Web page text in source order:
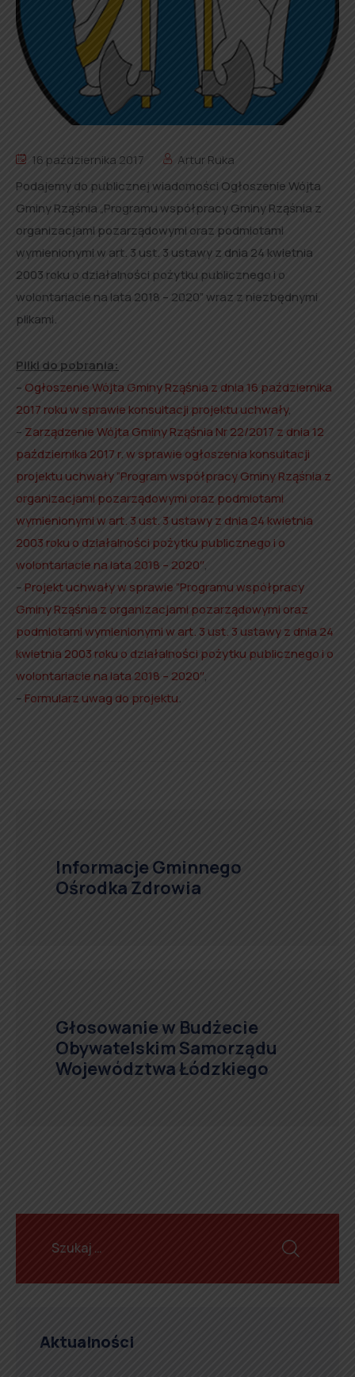
16 października 2017
Artur Ruka
Podajemy do publicznej wiadomości Ogłoszenie Wójta
Gminy Rząśnia „Programu współpracy Gminy Rząśnia z
organizacjami pozarządowymi oraz podmiotami
wymienionymi w art. 3 ust. 3 ustawy z dnia 24 kwietnia
2003 roku o działalności pożytku publicznego i o
wolontariacie na lata 2018 – 2020” wraz z niezbędnymi
plikami.
Pliki do pobrania:
– Ogłoszenie Wójta Gminy Rząśnia z dnia 16 października
2017 roku w sprawie konsultacji projektu uchwały,
– Zarządzenie Wójta Gminy Rząśnia Nr 22/2017 z dnia 12
października 2017 r. w sprawie ogłoszenia konsultacji
projektu uchwały ”Program współpracy Gminy Rząśnia z
organizacjami pozarządowymi oraz podmiotami
wymienionymi w art. 3 ust. 3 ustawy z dnia 24 kwietnia
2003 roku o działalności pożytku publicznego i o
wolontariacie na lata 2018 – 2020″,
– Projekt uchwały w sprawie ”Programu współpracy
Gminy Rząśnia z organizacjami pozarządowymi oraz
podmiotami wymienionymi w art. 3 ust. 3 ustawy z dnia 24
kwietnia 2003 roku o działalności pożytku publicznego i o
wolontariacie na lata 2018 – 2020″,
– Formularz uwag do projektu.
Informacje Gminnego
Ośrodka Zdrowia
Głosowanie w Budżecie
Obywatelskim Samorządu
Województwa Łódzkiego
Aktualności